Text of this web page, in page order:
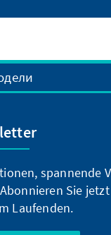
spannende
Sie
Laufenden.